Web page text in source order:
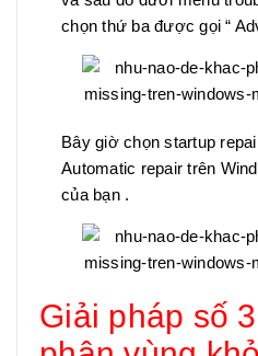
chọn thứ ba được gọi “
Bây giờ chọn startup
Automatic repair trên
của bạn .
Giải pháp số